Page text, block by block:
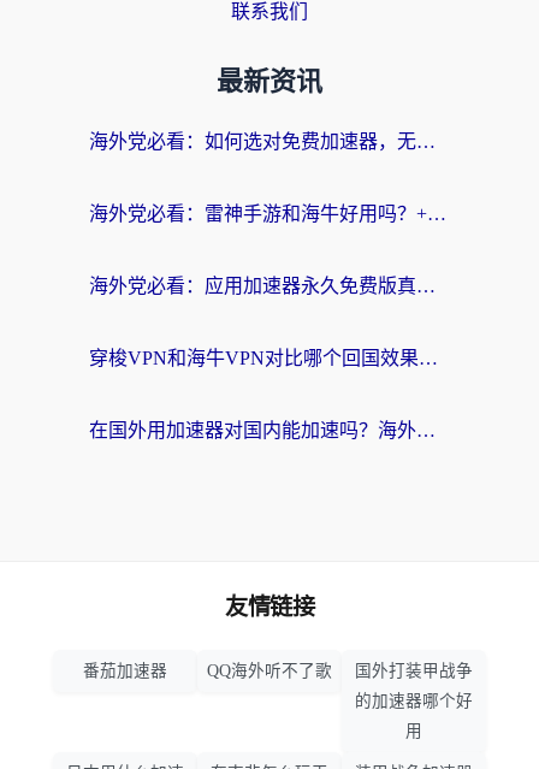
联系我们
最新资讯
海外党必看：如何选对免费加速器，无缝访问国内资源不踩坑？
海外党必看：雷神手游和海牛好用吗？+3款热门加速器实测对比，附番茄加速器无缝回国指南
海外党必看：应用加速器永久免费版真的存在吗？教你选对回国加速器无缝刷国内资源
穿梭VPN和海牛VPN对比哪个回国效果更好？海外华人亲测3款热门加速器+避坑指南
在国外用加速器对国内能加速吗？海外党亲测有效的无缝访问指南
友情链接
番茄加速器 QQ海外听不了歌
国外打装甲战争
的加速器哪个好
用